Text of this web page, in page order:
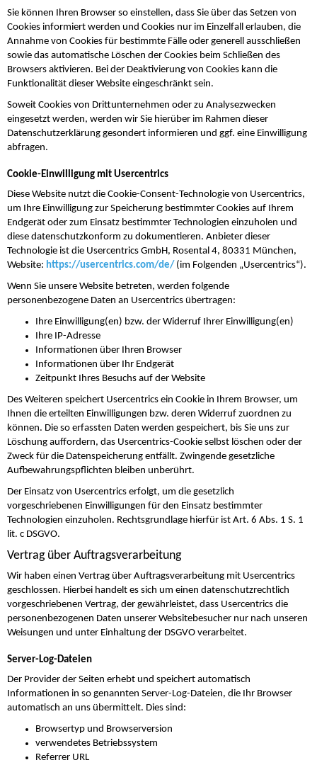
Sie können Ihren Browser so einstellen, dass Sie über das Setzen von
Cookies informiert werden und Cookies nur im Einzelfall erlauben, die
Annahme von Cookies für bestimmte Fälle oder generell ausschließen
sowie das automatische Löschen der Cookies beim Schließen des
Browsers aktivieren. Bei der Deaktivierung von Cookies kann die
Funktionalität dieser Website eingeschränkt sein.
Soweit Cookies von Drittunternehmen oder zu Analysezwecken
eingesetzt werden, werden wir Sie hierüber im Rahmen dieser
Datenschutzerklärung gesondert informieren und ggf. eine Einwilligung
abfragen.
Cookie-Einwilligung mit Usercentrics
Diese Website nutzt die Cookie-Consent-Technologie von Usercentrics,
um Ihre Einwilligung zur Speicherung bestimmter Cookies auf Ihrem
Endgerät oder zum Einsatz bestimmter Technologien einzuholen und
diese datenschutzkonform zu dokumentieren. Anbieter dieser
Technologie ist die Usercentrics GmbH, Rosental 4, 80331 München,
Website: https://usercentrics.com/de/ (im Folgenden „Usercentrics“).
Wenn Sie unsere Website betreten, werden folgende
personenbezogene Daten an Usercentrics übertragen:
Ihre Einwilligung(en) bzw. der Widerruf Ihrer Einwilligung(en)
Ihre IP-Adresse
Informationen über Ihren Browser
Informationen über Ihr Endgerät
Zeitpunkt Ihres Besuchs auf der Website
Des Weiteren speichert Usercentrics ein Cookie in Ihrem Browser, um
Ihnen die erteilten Einwilligungen bzw. deren Widerruf zuordnen zu
können. Die so erfassten Daten werden gespeichert, bis Sie uns zur
Löschung auffordern, das Usercentrics-Cookie selbst löschen oder der
Zweck für die Datenspeicherung entfällt. Zwingende gesetzliche
Aufbewahrungspflichten bleiben unberührt.
Der Einsatz von Usercentrics erfolgt, um die gesetzlich
vorgeschriebenen Einwilligungen für den Einsatz bestimmter
Technologien einzuholen. Rechtsgrundlage hierfür ist Art. 6 Abs. 1 S. 1
lit. c DSGVO.
Vertrag über Auftragsverarbeitung
Wir haben einen Vertrag über Auftragsverarbeitung mit Usercentrics
geschlossen. Hierbei handelt es sich um einen datenschutzrechtlich
vorgeschriebenen Vertrag, der gewährleistet, dass Usercentrics die
personenbezogenen Daten unserer Websitebesucher nur nach unseren
Weisungen und unter Einhaltung der DSGVO verarbeitet.
Server-Log-Dateien
Der Provider der Seiten erhebt und speichert automatisch
Informationen in so genannten Server-Log-Dateien, die Ihr Browser
automatisch an uns übermittelt. Dies sind:
Browsertyp und Browserversion
verwendetes Betriebssystem
Referrer URL